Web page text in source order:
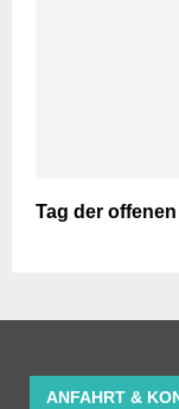
Tag der
ANFAHRT &